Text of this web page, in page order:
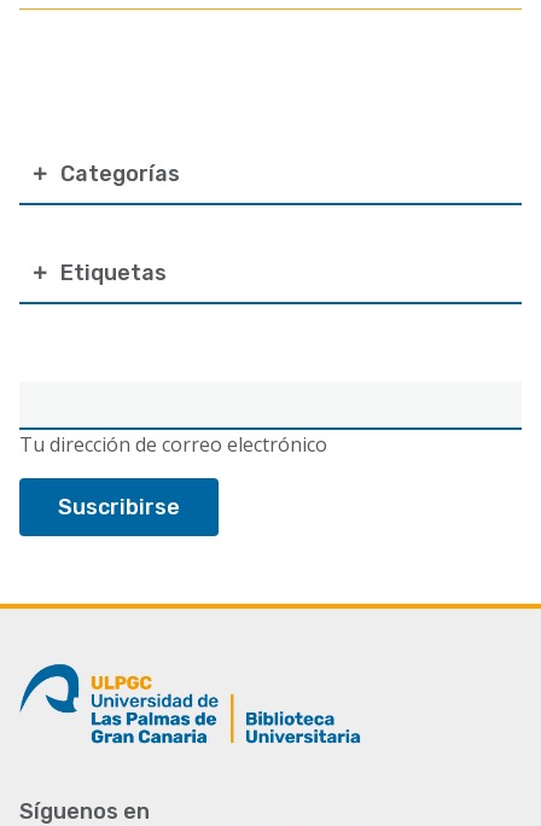
electrónico
Tu dirección de correo electrónico
Categorías
Etiquetas
Síguenos en